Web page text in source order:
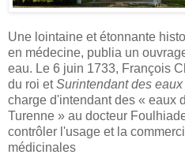
Une lointaine et étonnante
en médecine, publia un
eau. Le 6 juin 1733, François
du roi etSurintendant des
charge d'intendant des « eaux
Turenne » au docteur
contrôler l'usage et la
médicinales